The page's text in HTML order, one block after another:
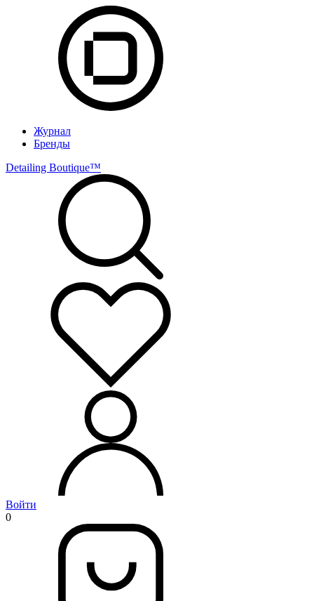
Журнал
Бренды
Detailing Boutique™️
Войти
0